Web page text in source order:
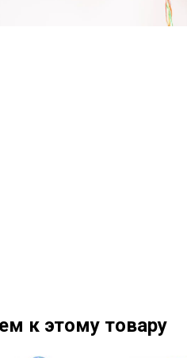
к этому товару